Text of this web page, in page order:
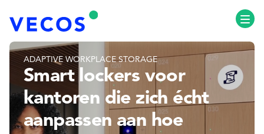
ADAPTIVE WORKPLACE STORAGE
Smart lockers voor
kantoren die zich écht
aanpassen aan hoe